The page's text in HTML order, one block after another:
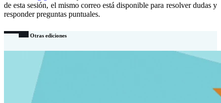
de esta sesión, el mismo correo está disponible para resolver dudas y
responder preguntas puntuales.
Otras ediciones